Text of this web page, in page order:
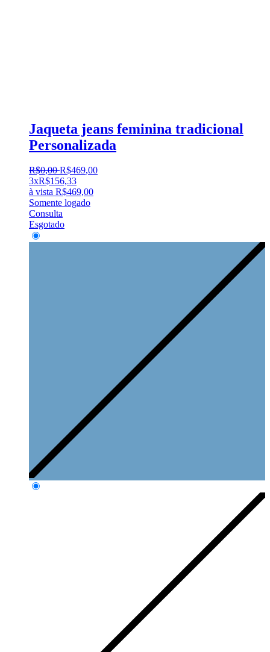
Jaqueta jeans feminina tradicional
Personalizada
R$0,00 R$469,00
3xR$156,33
à vista R$469,00
Somente logado
Consulta
Esgotado